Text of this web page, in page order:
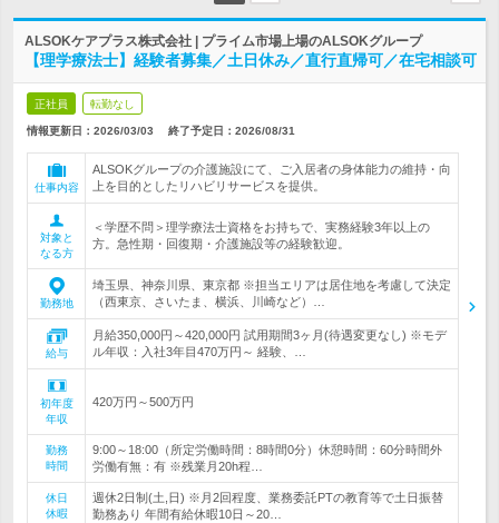
ALSOKケアプラス株式会社 | プライム市場上場のALSOKグループ
【理学療法士】経験者募集／土日休み／直行直帰可／在宅相談可
正社員 転勤なし
情報更新日：2026/03/03 終了予定日： 2026/08/31
仕事内容
ALSOKグループの介護施設にて、ご入居者の身体能力の維持・向
上を目的としたリハビリサービスを提供。
対象と
なる方
＜学歴不問＞理学療法士資格をお持ちで、実務経験3年以上の
方。急性期・回復期・介護施設等の経験歓迎。
勤務地
埼玉県、神奈川県、東京都 ※担当エリアは居住地を考慮して決定
（西東京、さいたま、横浜、川崎など）…
給与
月給350,000円～420,000円 試用期間3ヶ月(待遇変更なし) ※モデ
ル年収：入社3年目470万円～ 経験、…
初年度
年収
420万円～500万円
勤務
時間
9:00～18:00（所定労働時間：8時間0分）休憩時間：60分時間外
労働有無：有 ※残業月20h程…
休日
休暇
週休2日制(土,日) ※月2回程度、業務委託PTの教育等で土日振替
勤務あり 年間有給休暇10日～20…